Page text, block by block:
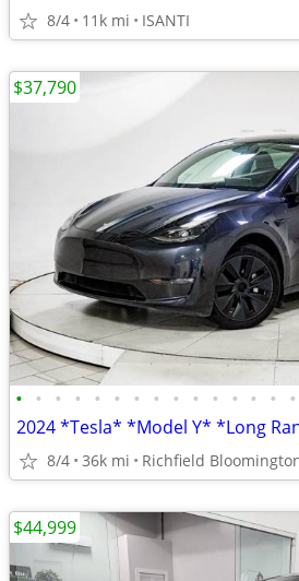
8/4 11k mi ISANTI
• • • • • • • • • • • • • • •
8/4 36k mi Richfield
$37,790
$44,999